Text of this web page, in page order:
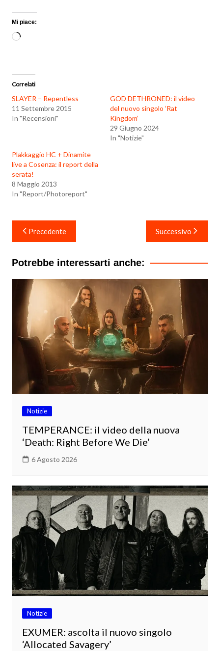
Mi piace:
Caricamento
Correlati
SLAYER – Repentless
11 Settembre 2015
In "Recensioni"
GOD DETHRONED: il video
del nuovo singolo ‘Rat
Kingdom’
29 Giugno 2024
In "Notizie"
Plakkaggio HC + Dinamite
live a Cosenza: il report della
serata!
8 Maggio 2013
In "Report/Photoreport"
Navigazione
articoli
Precedente Successivo
Potrebbe interessarti anche:
Notizie
TEMPERANCE: il video della nuova
‘Death: Right Before We Die’
6 Agosto 2026
Notizie
EXUMER: ascolta il nuovo singolo
‘Allocated Savagery’